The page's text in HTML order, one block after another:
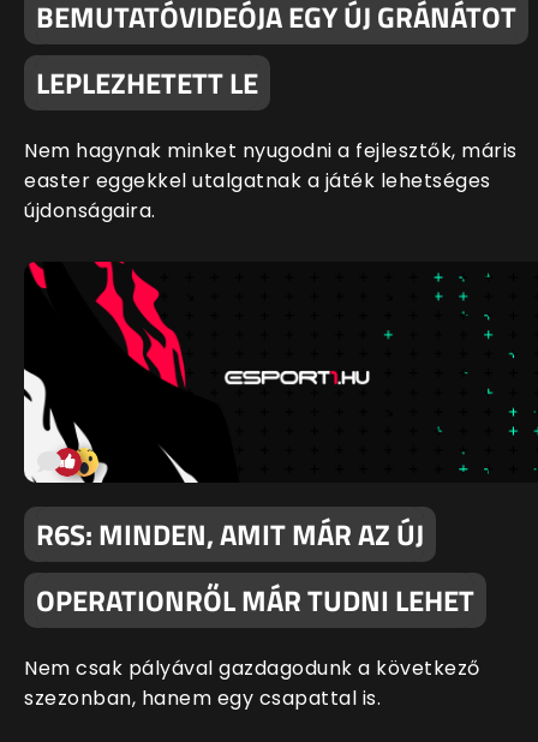
BEMUTATÓVIDEÓJA EGY ÚJ GRÁNÁTOT
LEPLEZHETETT LE
Nem hagynak minket nyugodni a fejlesztők, máris
easter eggekkel utalgatnak a játék lehetséges
újdonságaira.
R6S: MINDEN, AMIT MÁR AZ ÚJ
OPERATIONRŐL MÁR TUDNI LEHET
Nem csak pályával gazdagodunk a következő
szezonban, hanem egy csapattal is.